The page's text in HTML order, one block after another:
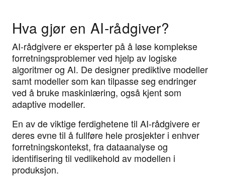
Hva gjør en AI-rådgiver?
AI-rådgivere er eksperter på å løse komplekse
forretningsproblemer ved hjelp av logiske
algoritmer og AI. De designer prediktive modeller
samt modeller som kan tilpasse seg endringer
ved å bruke maskinlæring, også kjent som
adaptive modeller.
En av de viktige ferdighetene til AI-rådgivere er
deres evne til å fullføre hele prosjekter i enhver
forretningskontekst, fra dataanalyse og
identifisering til vedlikehold av modellen i
produksjon.